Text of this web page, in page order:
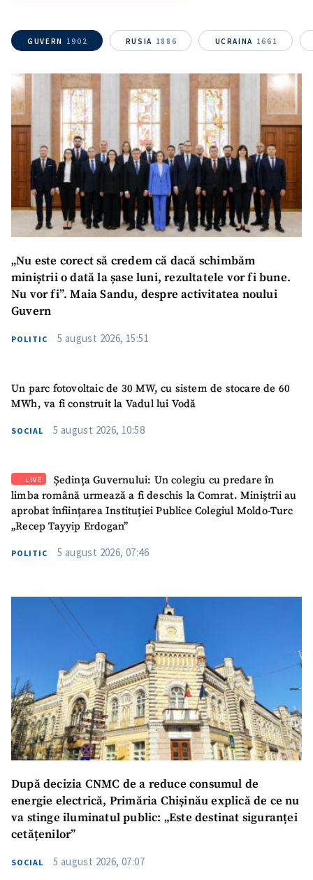
SUSȚINE
GUVERN 1902 RUSIA 1886 UCRAINA 1661
„Nu este corect să credem că dacă schimbăm
miniștrii o dată la șase luni, rezultatele vor fi bune.
Nu vor fi”. Maia Sandu, despre activitatea noului
Guvern
POLITIC 5 august 2026, 15:51
Un parc fotovoltaic de 30 MW, cu sistem de stocare de 60
MWh, va fi construit la Vadul lui Vodă
SOCIAL 5 august 2026, 10:58
LIVE
Ședința Guvernului: Un colegiu cu predare în
limba română urmează a fi deschis la Comrat. Miniștrii au
aprobat înființarea Instituției Publice Colegiul Moldo-Turc
„Recep Tayyip Erdogan”
POLITIC 5 august 2026, 07:46
După decizia CNMC de a reduce consumul de
energie electrică, Primăria Chișinău explică de ce nu
va stinge iluminatul public: „Este destinat siguranței
cetățenilor”
SOCIAL 5 august 2026, 07:07